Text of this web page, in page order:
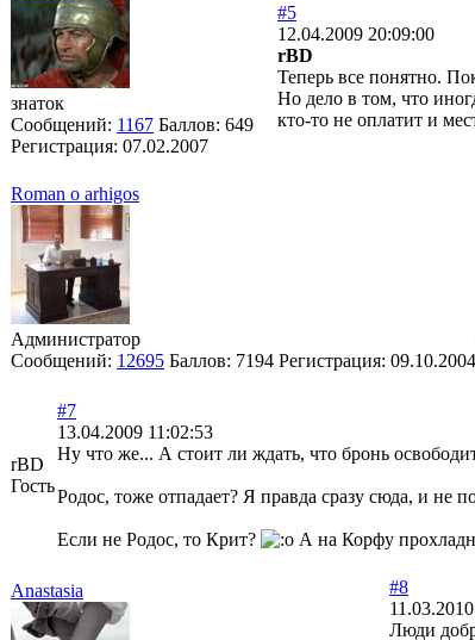
знаток
Сообщений: 1167 Баллов: 649
Регистрация: 07.02.2007
#5
12.04.2009 20:09:00
rBD
Теперь все понятно.
Но дело в том, что
кто-то не оплатит и
Roman o arhigos
Администратор
Сообщений: 12695 Баллов: 7194 Регистрация: 09.10.2004
rBD
Гость
#7
13.04.2009 11:02:53
Ну что же... А стоит ли ждать, что бронь
Родос, тоже отпадает? Я правда сразу сюда, и не
Если не Родос, то Крит? А на Корфу
Anastasia
#8
Люди